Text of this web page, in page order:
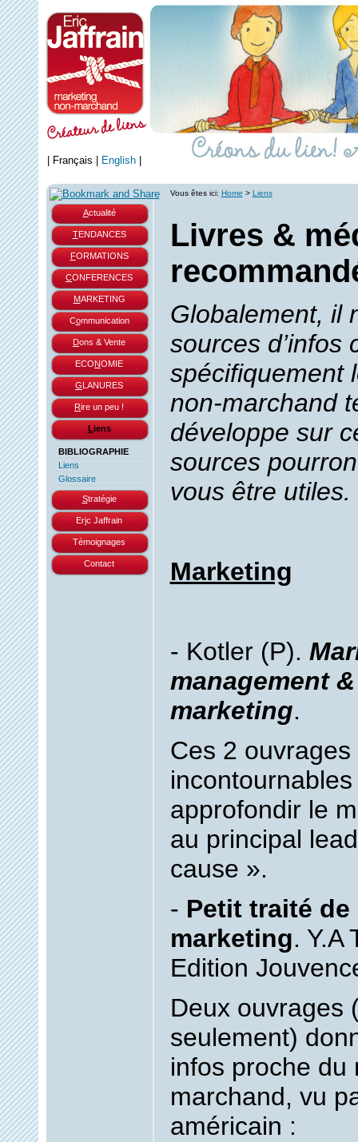
Actualité
TENDANCES
FORMATIONS
CONFERENCES
MARKETING
Communication
Dons & Vente
ECONOMIE
GLANURES
Rire un peu !
Liens
BIBLIOGRAPHIE
Liens
Glossaire
Stratégie
Eric Jaffrain
Témoignages
Contact
Vous êtes ici: Home > Liens
Livres &
Globalement, il
sources d’infos
spécifiquement
non-marchand
développe sur
sources
vous être utiles.
Marketing
- Kotler (P).
management
marketing.
Ces 2 ouvrages
approfondir le
au principal
cause ».
- Petit traité
marketing. Y.A
Edition
Deux ouvrages
seulement)
infos proche du
marchand, vu
américain :
Français English|